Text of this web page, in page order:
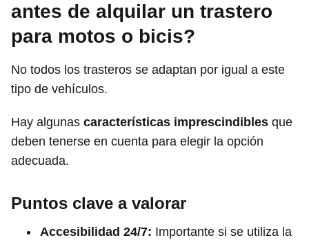
antes de alquilar un trastero
para motos o bicis?
No todos los trasteros se adaptan por igual a este
tipo de vehículos.
Hay algunas características imprescindibles que
deben tenerse en cuenta para elegir la opción
adecuada.
Puntos clave a valorar
Accesibilidad 24/7: Importante si se utiliza la